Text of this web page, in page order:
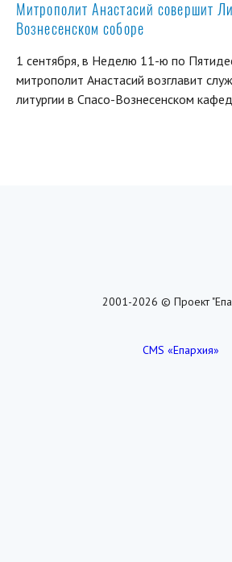
Митрополит Анастасий совершит
Вознесенском соборе
1 сентября, в Неделю 11-ю по
митрополит Анастасий возглавит
литургии в Спасо-Вознесенском
2001-2026 © Проект
CMS «Епархия»